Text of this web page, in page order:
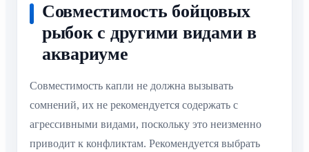
Совместимость бойцовых
рыбок с другими видами в
аквариуме
Совместимость капли не должна вызывать
сомнений, их не рекомендуется содержать с
агрессивными видами, поскольку это неизменно
приводит к конфликтам. Рекомендуется выбрать